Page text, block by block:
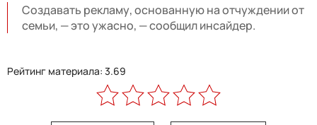
Создавать рекламу, основанную на отчуждении от
семьи, — это ужасно, — сообщил инсайдер.
Рейтинг материала: 3.69